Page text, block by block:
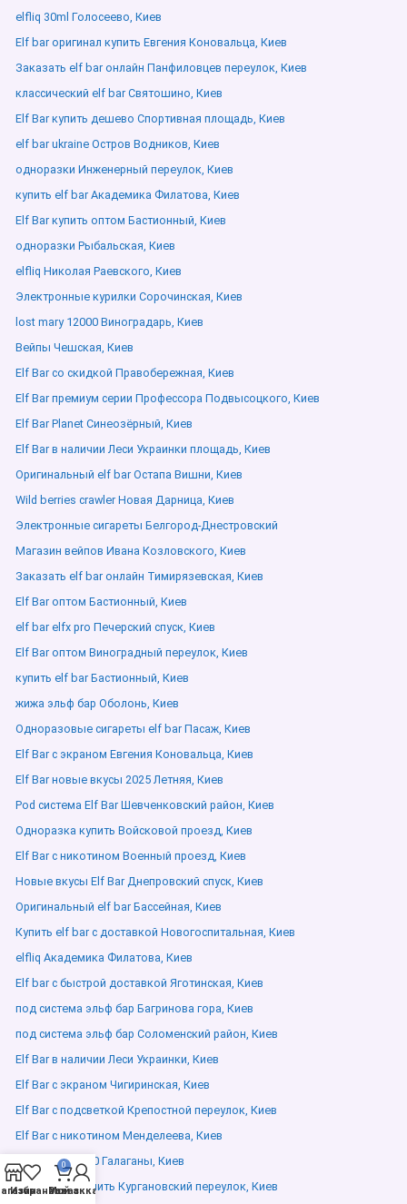
elfliq 30ml Голосеево, Киев
Elf bar оригинал купить Евгения Коновальца, Киев
Заказать elf bar онлайн Панфиловцев переулок, Киев
классический elf bar Святошино, Киев
Elf Bar купить дешево Спортивная площадь, Киев
elf bar ukraine Остров Водников, Киев
одноразки Инженерный переулок, Киев
купить elf bar Академика Филатова, Киев
Elf Bar купить оптом Бастионный, Киев
одноразки Рыбальская, Киев
elfliq Николая Раевского, Киев
Электронные курилки Сорочинская, Киев
lost mary 12000 Виноградарь, Киев
Вейпы Чешская, Киев
Elf Bar со скидкой Правобережная, Киев
Elf Bar премиум серии Профессора Подвысоцкого, Киев
Elf Bar Planet Синеозёрный, Киев
Elf Bar в наличии Леси Украинки площадь, Киев
Оригинальный elf bar Остапа Вишни, Киев
Wild berries crawler Новая Дарница, Киев
Электронные сигареты Белгород-Днестровский
Магазин вейпов Ивана Козловского, Киев
Заказать elf bar онлайн Тимирязевская, Киев
Elf Bar оптом Бастионный, Киев
elf bar elfx pro Печерский спуск, Киев
Elf Bar оптом Виноградный переулок, Киев
купить elf bar Бастионный, Киев
жижа эльф бар Оболонь, Киев
Одноразовые сигареты elf bar Пасаж, Киев
Elf Bar с экраном Евгения Коновальца, Киев
Elf Bar новые вкусы 2025 Летняя, Киев
Pod система Elf Bar Шевченковский район, Киев
Одноразка купить Войсковой проезд, Киев
Elf Bar с никотином Военный проезд, Киев
Новые вкусы Elf Bar Днепровский спуск, Киев
Оригинальный elf bar Бассейная, Киев
Купить elf bar с доставкой Новогоспитальная, Киев
elfliq Академика Филатова, Киев
Elf bar с быстрой доставкой Яготинская, Киев
под система эльф бар Багринова гора, Киев
под система эльф бар Соломенский район, Киев
Elf Bar в наличии Леси Украинки, Киев
Elf Bar с экраном Чигиринская, Киев
Elf Bar с подсветкой Крепостной переулок, Киев
Elf Bar с никотином Менделеева, Киев
Elf bar bc 20000 Галаганы, Киев
Одноразка купить Кургановский переулок, Киев
Избранное
0
Заказ
Мой аккаунт